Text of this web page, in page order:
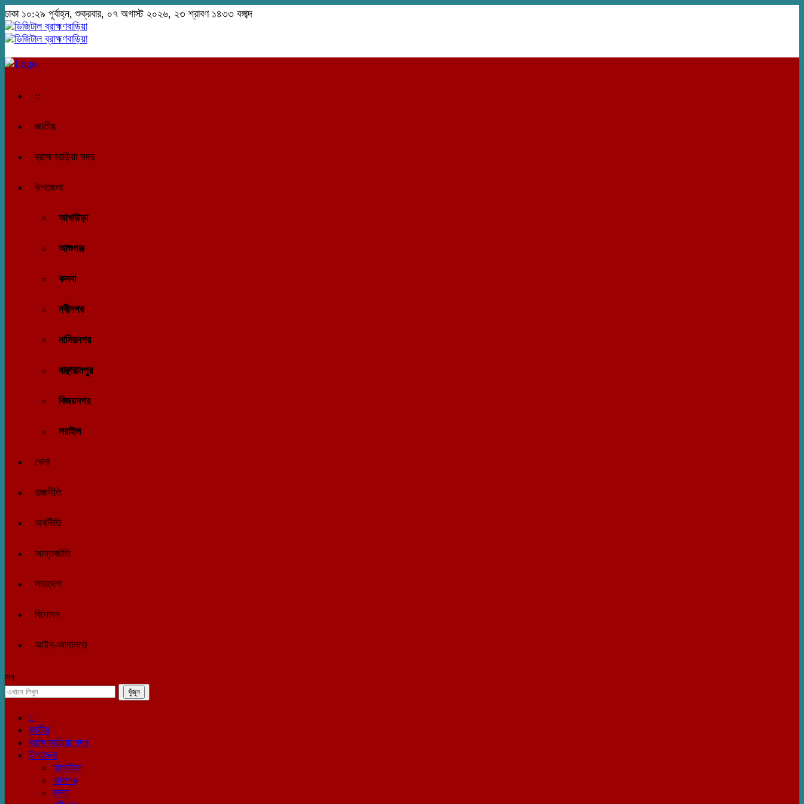
ঢাকা ১০:২৯ পূর্বাহ্ন, শুক্রবার, ০৭ অগাস্ট ২০২৬, ২৩ শ্রাবণ ১৪৩৩ বঙ্গাব্দ
::
জাতীয়
ব্রাহ্মণবাড়িয়া সদর
উপজেলা
আখাউড়া
আশুগঞ্জ
কসবা
নবীনগর
নাসিরনগর
বাঞ্ছারামপুর
বিজয়নগর
সরাইল
খেলা
রাজনীতি
অর্থনীতি
আন্তর্জাতি
সারাদেশ
বিনোদন
আইন-আদালতে
সব
::
জাতীয়
ব্রাহ্মণবাড়িয়া সদর
উপজেলা
আখাউড়া
আশুগঞ্জ
কসবা